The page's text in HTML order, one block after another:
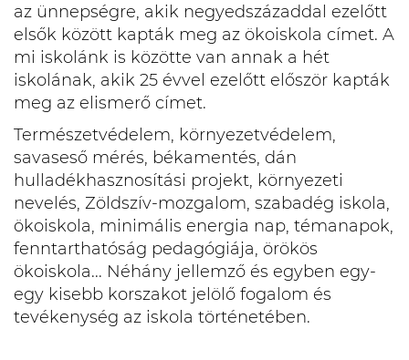
az ünnepségre, akik negyedszázaddal ezelőtt
elsők között kapták meg az ökoiskola címet. A
mi iskolánk is közötte van annak a hét
iskolának, akik 25 évvel ezelőtt először kapták
meg az elismerő címet.
Természetvédelem, környezetvédelem,
savaseső mérés, békamentés, dán
hulladékhasznosítási projekt, környezeti
nevelés, Zöldszív-mozgalom, szabadég iskola,
ökoiskola, minimális energia nap, témanapok,
fenntarthatóság pedagógiája, örökös
ökoiskola... Néhány jellemző és egyben egy-
egy kisebb korszakot jelölő fogalom és
tevékenység az iskola történetében.